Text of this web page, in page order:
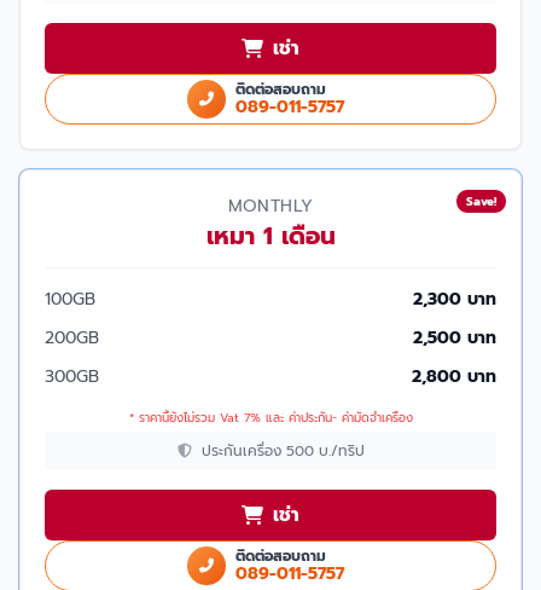
เช่า
ติดต่อสอบถาม
089-011-5757
Save!
MONTHLY
เหมา 1 เดือน
100GB
2,300 บาท
200GB
2,500 บาท
300GB
2,800 บาท
* ราคานี้ยังไม่รวม Vat 7% และ ค่าประกัน- ค่ามัดจำเครื่อง
ประกันเครื่อง 500 บ./ทริป
เช่า
ติดต่อสอบถาม
089-011-5757